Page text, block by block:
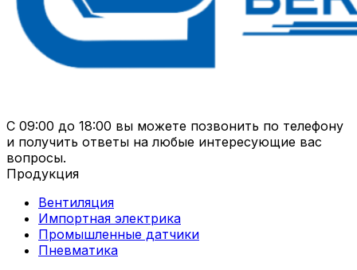
С 09:00 до 18:00 вы можете позвонить по телефону
и получить ответы на любые интересующие вас
вопросы.
Продукция
Вентиляция
Импортная электрика
Промышленные датчики
Пневматика